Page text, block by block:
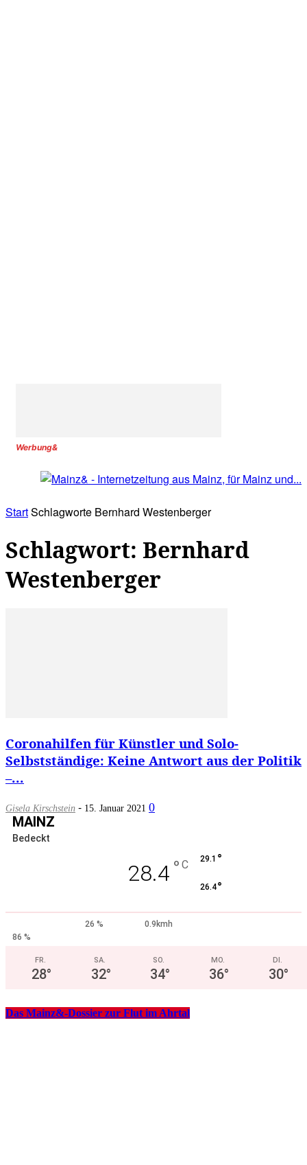
Werbung&
StartSchlagworte Bernhard Westenberger
Schlagwort: Bernhard
Westenberger
Coronahilfen für Künstler und Solo-
Selbstständige: Keine Antwort aus der Politik
–...
Gisela Kirschstein - 15. Januar 2021 0
MAINZ
Bedeckt
28.4 ° C 29.1 °
26.4°
26 %
0.9kmh
86 %
FR.
28°
SA.
32°
SO.
34°
MO.
36°
DI.
30°
Das Mainz&-Dossier zur Flut im Ahrtal